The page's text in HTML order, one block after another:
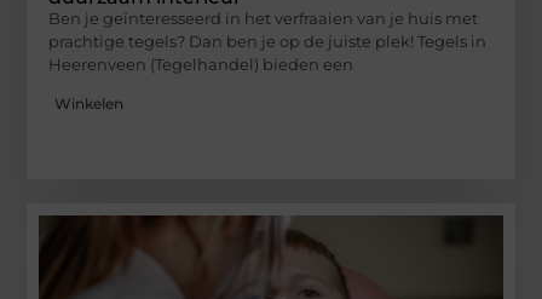
Ben je geïnteresseerd in het verfraaien van je huis met
prachtige tegels? Dan ben je op de juiste plek! Tegels in
Heerenveen (Tegelhandel) bieden een
Winkelen